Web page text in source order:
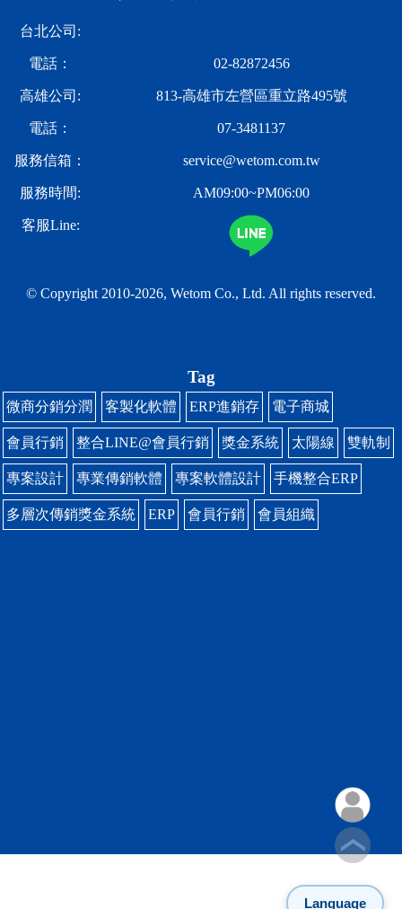
台北公司:
電話： 02-82872456
高雄公司: 813-高雄市左營區重立路495號
電話： 07-3481137
服務信箱： service@wetom.com.tw
服務時間: AM09:00~PM06:00
客服Line:
© Copyright 2010-2026, Wetom Co., Ltd. All rights reserved.
Tag
微商分銷分潤 客製化軟體 ERP進銷存 電子商城
會員行銷 整合LINE@會員行銷 獎金系統 太陽線 雙軌制
專案設計 專業傳銷軟體 專案軟體設計 手機整合ERP
多層次傳銷獎金系統 ERP 會員行銷 會員組織
Language